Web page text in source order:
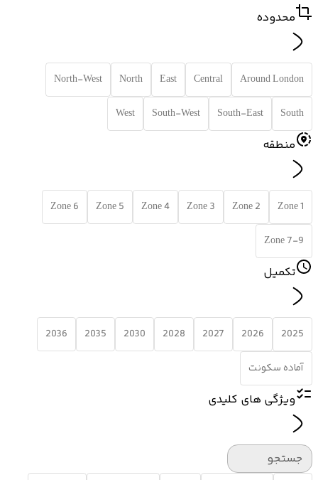
محدوده
Around London
Central
East
North
North-West
South
South-East
South-West
West
منطقه
Zone 1
Zone 2
Zone 3
Zone 4
Zone 5
Zone 6
Zone 7-9
تکمیل
2025
2026
2027
2028
2030
2035
2036
آماده سکونت
ویژگی های کلیدی
جستجو